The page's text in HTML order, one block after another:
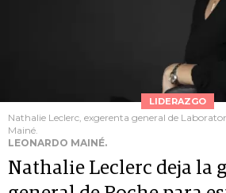
LIDERAZGO
Nathalie Leclerc, exgerenta general de
Mainé.
LEONARDO MAINÉ.
Nathalie Leclerc deja la